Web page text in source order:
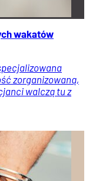
wakatów
zorganizowaną,
walczą tu z